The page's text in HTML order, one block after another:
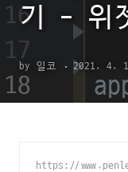
기 - 위
by 일코 2021. 4.
https://